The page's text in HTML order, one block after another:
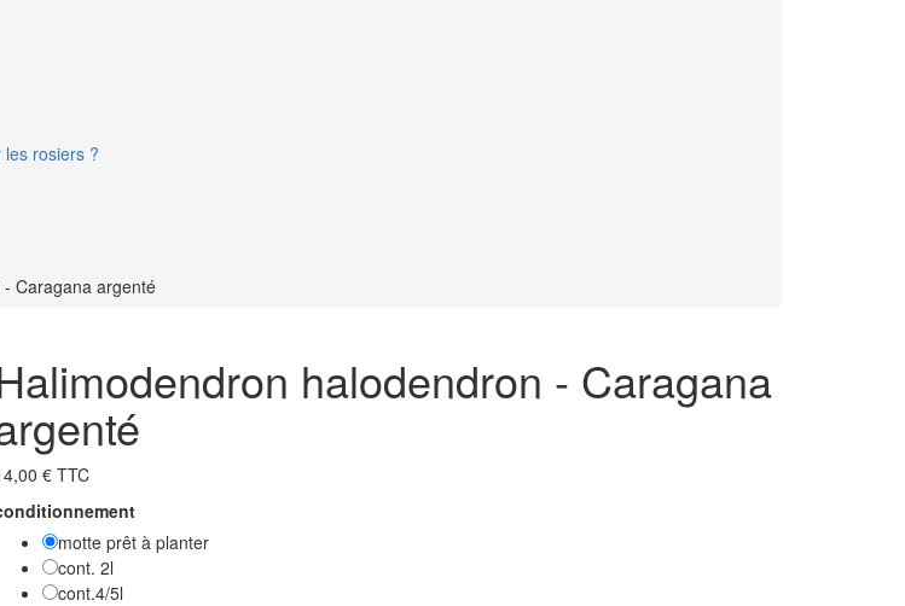
rosiers ?
Caragana argenté
halodendron - Caragana
€ TTC
motte prêt à planter
cont. 2l
cont.4/5l